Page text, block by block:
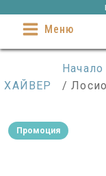
Меню
Начало
ХАЙВЕР
/
Промоция